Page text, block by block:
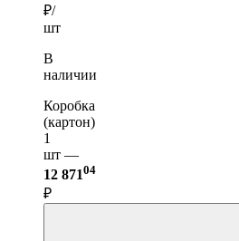
₽/
шт
В
наличии
Коробка
(картон)
1
шт —
12 87104
₽